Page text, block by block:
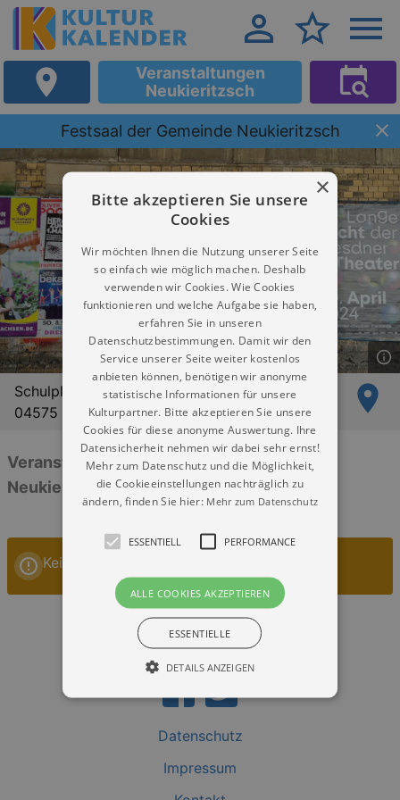
Veranstaltungen
Neukieritzsch
Festsaal der Gemeinde Neukieritzsch
Schulplatz 3
04575 Neukieritzsch
Veranstaltungen: „Festsaal der Gemeinde
Neukieritzsch“
Keine Veranstaltungen
Datenschutz
Impressum
×
Bitte akzeptieren Sie unsere
Cookies
Wir möchten Ihnen die Nutzung unserer Seite
so einfach wie möglich machen. Deshalb
verwenden wir Cookies. Wie Cookies
funktionieren und welche Aufgabe sie haben,
erfahren Sie in unseren
Datenschutzbestimmungen. Damit wir den
Service unserer Seite weiter kostenlos
anbieten können, benötigen wir anonyme
statistische Informationen für unsere
Kulturpartner. Bitte akzeptieren Sie unsere
Cookies für diese anonyme Auswertung. Ihre
Datensicherheit nehmen wir dabei sehr ernst!
Mehr zum Datenschutz und die Möglichkeit,
die Cookieeinstellungen nachträglich zu
ändern, finden Sie hier: Mehr zum Datenschutz
ESSENTIELL PERFORMANCE
ALLE COOKIES AKZEPTIEREN
ESSENTIELLE
DETAILS ANZEIGEN
Essentiell Performance
Essentielle Cookies werden für die
gebraucht. Zum Beispiel für das Login in Ihren